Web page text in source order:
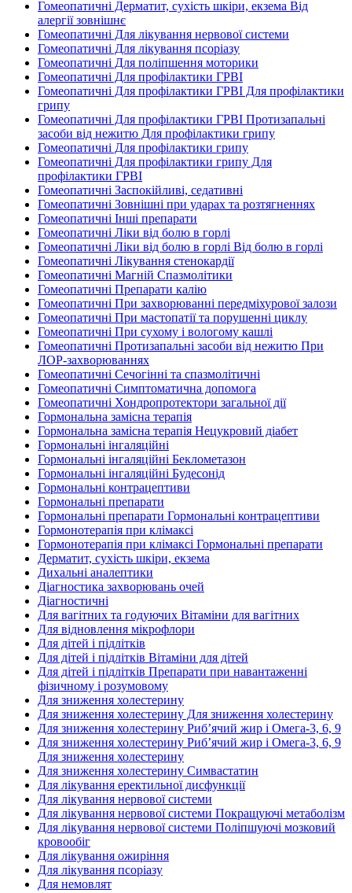
Гомеопатичні Дерматит, сухість шкіри, екзема Від
алергії зовнішнє
Гомеопатичні Для лікування нервової системи
Гомеопатичні Для лікування псоріазу
Гомеопатичні Для поліпшення моторики
Гомеопатичні Для профілактики ГРВІ
Гомеопатичні Для профілактики ГРВІ Для профілактики
грипу
Гомеопатичні Для профілактики ГРВІ Протизапальні
засоби від нежитю Для профілактики грипу
Гомеопатичні Для профілактики грипу
Гомеопатичні Для профілактики грипу Для
профілактики ГРВІ
Гомеопатичні Заспокійливі, седативні
Гомеопатичні Зовнішні при ударах та розтягненнях
Гомеопатичні Інші препарати
Гомеопатичні Ліки від болю в горлі
Гомеопатичні Ліки від болю в горлі Від болю в горлі
Гомеопатичні Лікування стенокардії
Гомеопатичні Магній Спазмолітики
Гомеопатичні Препарати калію
Гомеопатичні При захворюванні передміхурової залози
Гомеопатичні При мастопатії та порушенні циклу
Гомеопатичні При сухому і вологому кашлі
Гомеопатичні Протизапальні засоби від нежитю При
ЛОР-захворюваннях
Гомеопатичні Сечогінні та спазмолітичні
Гомеопатичні Симптоматична допомога
Гомеопатичні Хондропротектори загальної дії
Гормональна замісна терапія
Гормональна замісна терапія Нецукровий діабет
Гормональні інгаляційні
Гормональні інгаляційні Беклометазон
Гормональні інгаляційні Будесонід
Гормональні контрацептиви
Гормональні препарати
Гормональні препарати Гормональні контрацептиви
Гормонотерапія при клімаксі
Гормонотерапія при клімаксі Гормональні препарати
Дерматит, сухість шкіри, екзема
Дихальні аналептики
Діагностика захворювань очей
Діагностичні
Для вагітних та годуючих Вітаміни для вагітних
Для відновлення мікрофлори
Для дітей і підлітків
Для дітей і підлітків Вітаміни для дітей
Для дітей і підлітків Препарати при навантаженні
фізичному і розумовому
Для зниження холестерину
Для зниження холестерину Для зниження холестерину
Для зниження холестерину Риб’ячий жир і Омега-3, 6, 9
Для зниження холестерину Риб’ячий жир і Омега-3, 6, 9
Для зниження холестерину
Для зниження холестерину Симвастатин
Для лікування еректильної дисфункції
Для лікування нервової системи
Для лікування нервової системи Покращуючі метаболізм
Для лікування нервової системи Поліпшуючі мозковий
кровообіг
Для лікування ожиріння
Для лікування псоріазу
Для немовлят